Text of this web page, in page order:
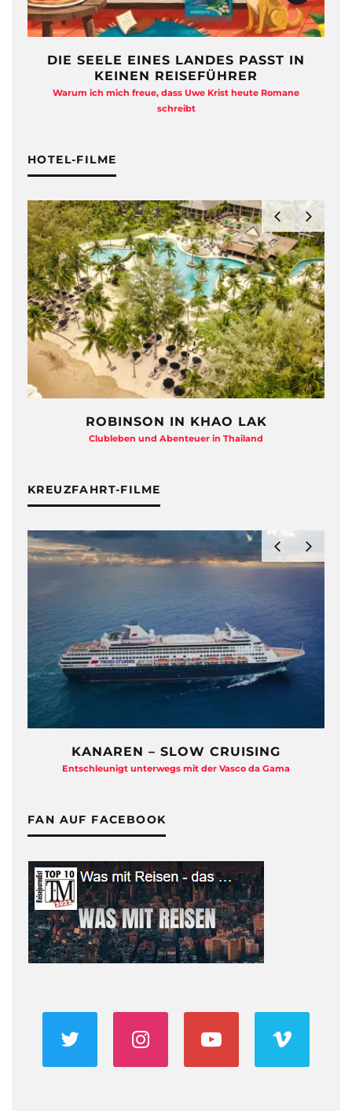
DIE SEELE EINES LANDES PASST IN
KEINEN REISEFÜHRER
Warum ich mich freue, dass Uwe Krist heute Romane
schreibt
HOTEL-FILME
ROBINSON IN KHAO LAK
Clubleben und Abenteuer in Thailand
KREUZFAHRT-FILME
KANAREN – SLOW CRUISING
Entschleunigt unterwegs mit der Vasco da Gama
FAN AUF FACEBOOK